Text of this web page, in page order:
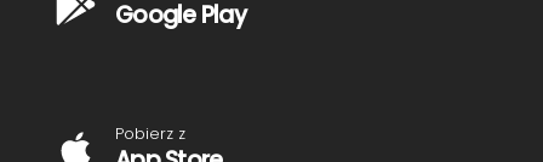
Google Play
Pobierz z